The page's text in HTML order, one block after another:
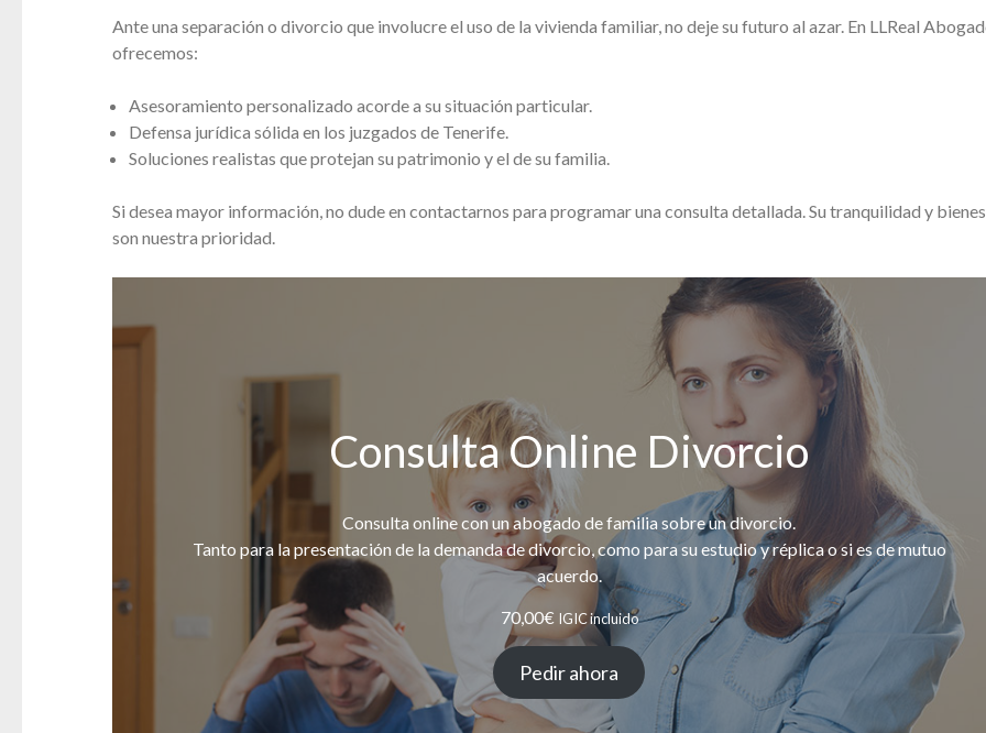
Ante una separación o divorcio que involucre el uso de la vivienda familiar, no deje su futuro al azar. En LLReal
ofrecemos:
Asesoramiento personalizado acorde a su situación particular.
Defensa jurídica sólida en los juzgados de Tenerife.
Soluciones realistas que protejan su patrimonio y el de su familia.
Si desea mayor información, no dude en contactarnos para programar una consulta detallada. Su tranquilidad y
son nuestra prioridad.
Consulta Online Divorcio
Consulta online con un abogado de familia sobre un divorcio.
Tanto para la presentación de la demanda de divorcio, como para su estudio y réplica o si es de mutuo
acuerdo.
70,00€ IGIC incluido
Pedir ahora